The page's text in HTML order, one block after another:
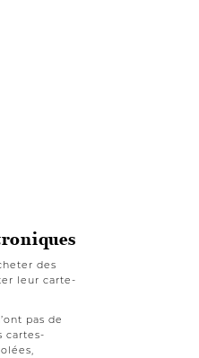
des
leur carte-
pas de
cartes-